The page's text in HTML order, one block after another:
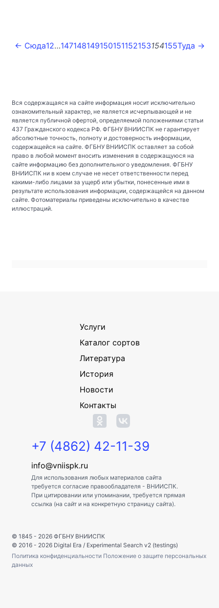
← Сюда12…147148149150151152153154155Туда →
Вся содержащаяся на сайте информация носит исключительно
ознакомительный характер, не является исчерпывающей и не
является публичной офертой, определяемой положениями статьи
437 Гражданского кодекса РФ. ФГБНУ ВНИИСПК не гарантирует
абсолютные точность, полноту и достоверность информации,
содержащейся на сайте. ФГБНУ ВНИИСПК оставляет за собой
право в любой момент вносить изменения в содержащуюся на
сайте информацию без дополнительного уведомления. ФГБНУ
ВНИИСПК ни в коем случае не несет ответственности перед
какими-либо лицами за ущерб или убытки, понесенные ими в
результате использования информации, содержащейся на данном
сайте. Фотоматериалы приведены исключительно в качестве
иллюстраций.
Услуги
Каталог сортов
Литература
История
Новости
Контакты
+7 (4862) 42-11-39
info@vniispk.ru
Для использования любых материалов сайта
требуется согласие правообладателя - ВНИИСПК.
При цитировании или упоминании, требуется прямая
ссылка (на сайт и на конкретную страницу сайта).
© 1845 - 2026 ФГБНУ ВНИИСПК
© 2016 - 2026 Digital Era / Experimental Search v2 (testings)
Политика конфиденциальности Положение о защите персональных
данных